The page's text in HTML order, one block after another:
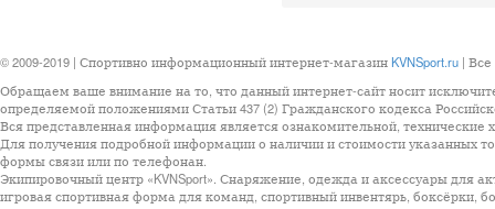
© 2009-2019 | Спортивно информационный интернет-магазин KVNSport.ru |
Обращаем ваше внимание на то, что данный интернет-сайт носит
определяемой положениями Статьи 437 (2) Гражданского кодекса
Вся представленная информация является ознакомительной, технические
Для получения подробной информации о наличии и стоимости указанных
формы связи или по телефонан.
Экипировочный центр «KVNSport». Снаряжение, одежда и аксессуары для
игровая спортивная форма для команд, спортивный инвентярь, боксёрки,